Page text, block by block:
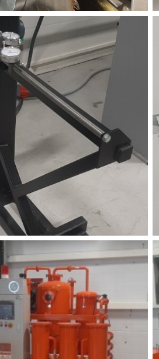
Настройте
Вы можете